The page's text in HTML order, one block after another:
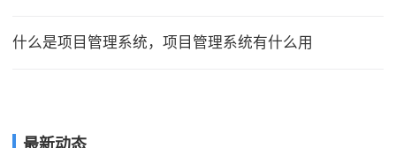
什么是项目管理系统，项目管理系统有什么用
最新动态